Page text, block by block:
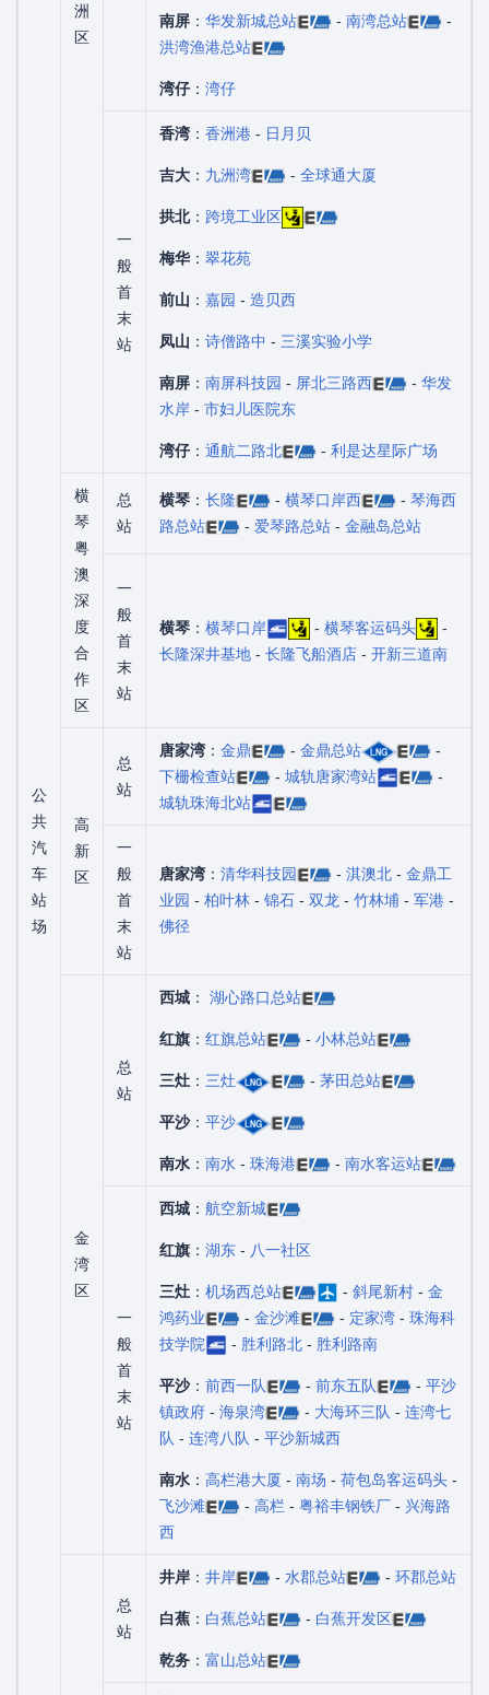
公
共
汽
车
站
场
洲
区
南屏 ： 华发新城总站 - 南湾总站
-
洪湾渔港总站
湾仔 ： 湾仔
一
般
首
末
站
香湾 ： 香洲港 - 日月贝
吉大 ： 九洲湾 - 全球通大厦
拱北： 跨境工业区
梅华： 翠花苑
前山 ： 嘉园 - 造贝西
凤山 ： 诗僧路中 - 三溪实验小学
南屏 ： 南屏科技园 - 屏北三路西 - 华发
水岸 - 市妇儿医院东
湾仔 ： 通航二路北 - 利是达星际广场
横
琴
粤
澳
深
度
合
作
区
总
站
横琴 ： 长隆 - 横琴口岸西 - 琴海西
路总站
- 爱琴路总站 - 金融岛总站
一
般
首
末
站
横琴 ： 横琴口岸 - 横琴客运码头
-
长隆深井基地 - 长隆飞船酒店 - 开新三道南
高
新
区
总
站
唐家湾 ： 金鼎 - 金鼎总站
-
下栅检查站
- 城轨唐家湾站
-
城轨珠海北站
一
般
首
末
站
唐家湾 ： 清华科技园 - 淇澳北 - 金鼎工
业园 - 柏叶林 - 锦石 - 双龙 - 竹林埔 - 军港 -
佛径
金
湾
区
总
站
西城 ： 湖心路口总站
红旗 ： 红旗总站 - 小林总站
三灶 ： 三灶 - 茅田总站
平沙： 平沙
南水 ： 南水 - 珠海港 - 南水客运站
一
般
首
末
站
西城 ： 航空新城
红旗 ： 湖东 - 八一社区
三灶 ： 机场西总站 - 斜尾新村 - 金
鸿药业
- 金沙滩 - 定家湾 - 珠海科
技学院
- 胜利路北 - 胜利路南
平沙： 前西一队 - 前东五队 - 平沙
镇政府 - 海泉湾 - 大海环三队 - 连湾七
队 - 连湾八队 - 平沙新城西
南水 ： 高栏港大厦 - 南场 - 荷包岛客运码头 -
飞沙滩
- 高栏 - 粤裕丰钢铁厂 - 兴海路
西
总
站
井岸 ： 井岸 - 水郡总站 - 环郡总站
白蕉 ： 白蕉总站 - 白蕉开发区
乾务 ： 富山总站